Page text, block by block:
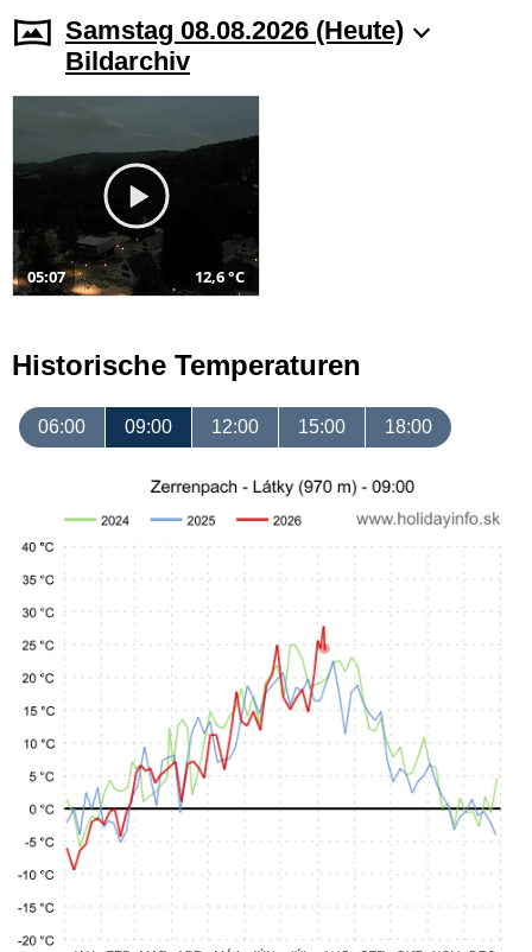
Samstag 08.08.2026 (Heute)
Bildarchiv
05:07 12,6 °C
Historische Temperaturen
06:00 09:00 12:00 15:00 18:00